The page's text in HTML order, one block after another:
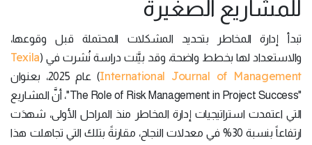
للمشاريع الصغيرة
تبدأ إدارة المخاطر بتحديد المشكلات المحتملة قبل وقوعها،
والاستعداد لها بخطط واضحة، وقد بيَّنت دراسة نُشرت في (Texila
International Journal of Management
) عام 2025، بعنوان
"The Role of Risk Management in Project Success"، أنَّ المشاريع
التي اعتمدت استراتيجيات إدارة المخاطر منذ المراحل الأولى، شهدَت
ارتفاعاً بنسبة 30% في معدلات النجاح، مقارنةً بتلك التي تجاهلت هذا